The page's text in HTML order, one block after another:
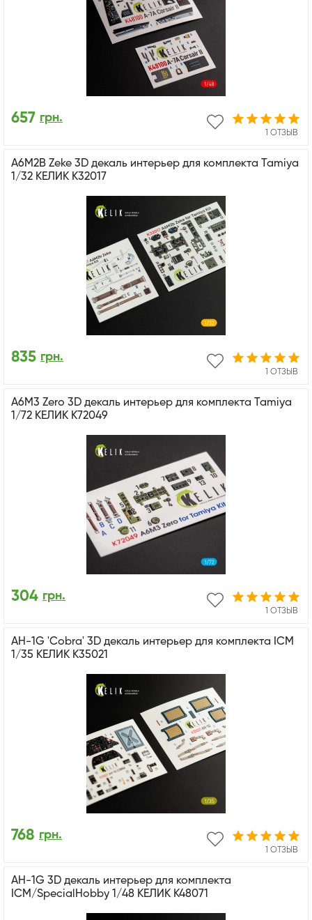
1 ОТЗЫВ
657 грн.
A6M2B Zeke 3D декаль интерьер для комплекта Tamiya
1/32 КЕЛИК K32017
1 ОТЗЫВ
835 грн.
A6M3 Zero 3D декаль интерьер для комплекта Tamiya
1/72 КЕЛИК K72049
1 ОТЗЫВ
304 грн.
AH-1G 'Cobra' 3D декаль интерьер для комплекта ICM
1/35 КЕЛИК K35021
1 ОТЗЫВ
768 грн.
AH-1G 3D декаль интерьер для комплекта
ICM/SpecialHobby 1/48 КЕЛИК K48071